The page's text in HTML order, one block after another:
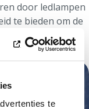
te
door ledlampen
te bieden om de
schakelen.